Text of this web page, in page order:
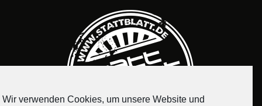
Wir verwenden Cookies, um unsere Website und